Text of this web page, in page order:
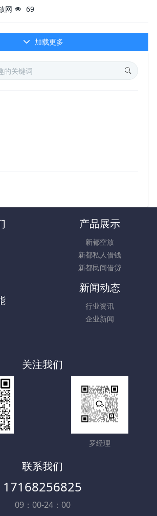
网 69
加载更多
产品展示
新都空放
新都私人借钱
新都民间借贷
新闻动态
行业资讯
企业新闻
关注我们
罗经理
联系我们
17168256825
09：00-24：00